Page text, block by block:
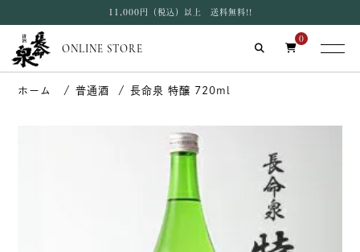
11,000円（税込）以上 送料無料!!
ONLINE STORE
0
普通酒 長命泉 特醸 720ml